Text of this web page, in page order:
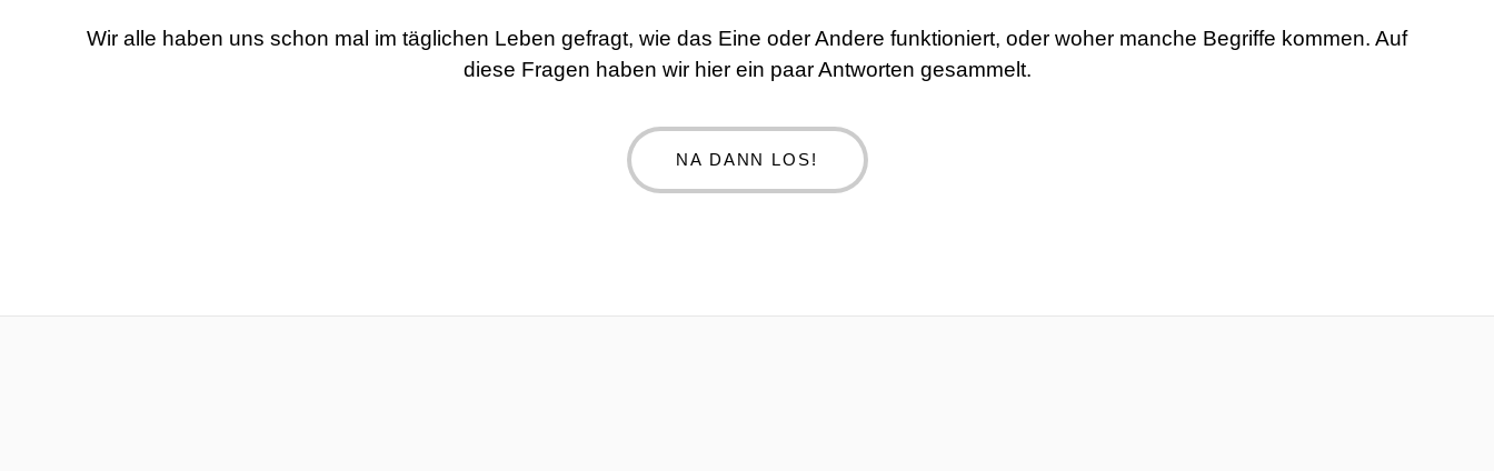
Wir alle haben uns schon mal im täglichen Leben gefragt, wie das Eine oder Andere funktioniert, oder woher manche Begriffe kommen. Auf
diese Fragen haben wir hier ein paar Antworten gesammelt.
NA DANN LOS!